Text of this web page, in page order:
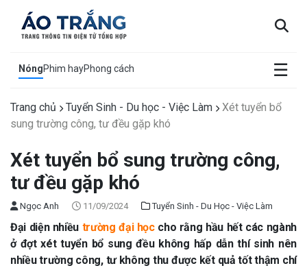
NóngPhim hayPhong cách ☰
×
Trang chủ Tuyển Sinh - Du học - Việc Làm
Xét tuyển bổ
sung trường công, tư đều gặp khó
Xét tuyển bổ sung trường công,
tư đều gặp khó
Ngọc Anh 11/09/2024 Tuyển Sinh - Du Học - Việc Làm
Đại diện nhiều trường đại họccho rằng hầu hết các ngành
ở đợt xét tuyển bổ sung đều không hấp dẫn thí sinh nên
nhiều trường công, tư không thu được kết quả tốt thậm chí